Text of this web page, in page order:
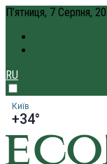
П’ятниця, 7 Серпня,
RU
Київ
+34°